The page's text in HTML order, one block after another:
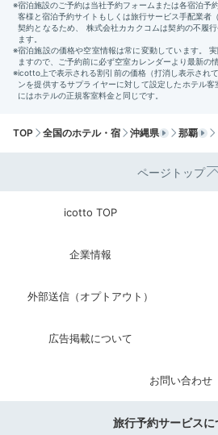
赤色の琉球漆器が並ぶ
朝食ビュッフェ
ンメイ鍋が出迎えてくれます。
ゆ
力満点！また、パンなどの洋食も
harumi_n_
TOP 全国のホテル・宿 沖縄県 那覇
ページトップ
icotto TOP
企業情報
外部送信（オプトアウト）
広告掲載について
お問い合わせ
旅行予約サービスに